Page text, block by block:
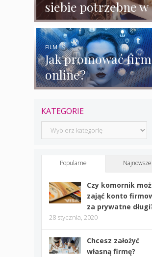
siebie potrzebne w
biznesie?
Jak promować
online?
FILM
KATEGORIE
Kategorie
Popularne Najnowsze
Czy komornik
zająć konto
za prywatne
28 stycznia, 2020
Chcesz założyć
własną firmę?